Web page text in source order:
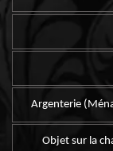
Argenterie
Objet sur la